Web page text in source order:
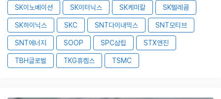
SK이노베이션 SK이터닉스 SK케미칼 SK텔레콤
SK하이닉스 SKC SNT다이내믹스 SNT모티브
SNT에너지 SOOP SPC삼립 STX엔진
TBH글로벌 TKG휴켐스 TSMC